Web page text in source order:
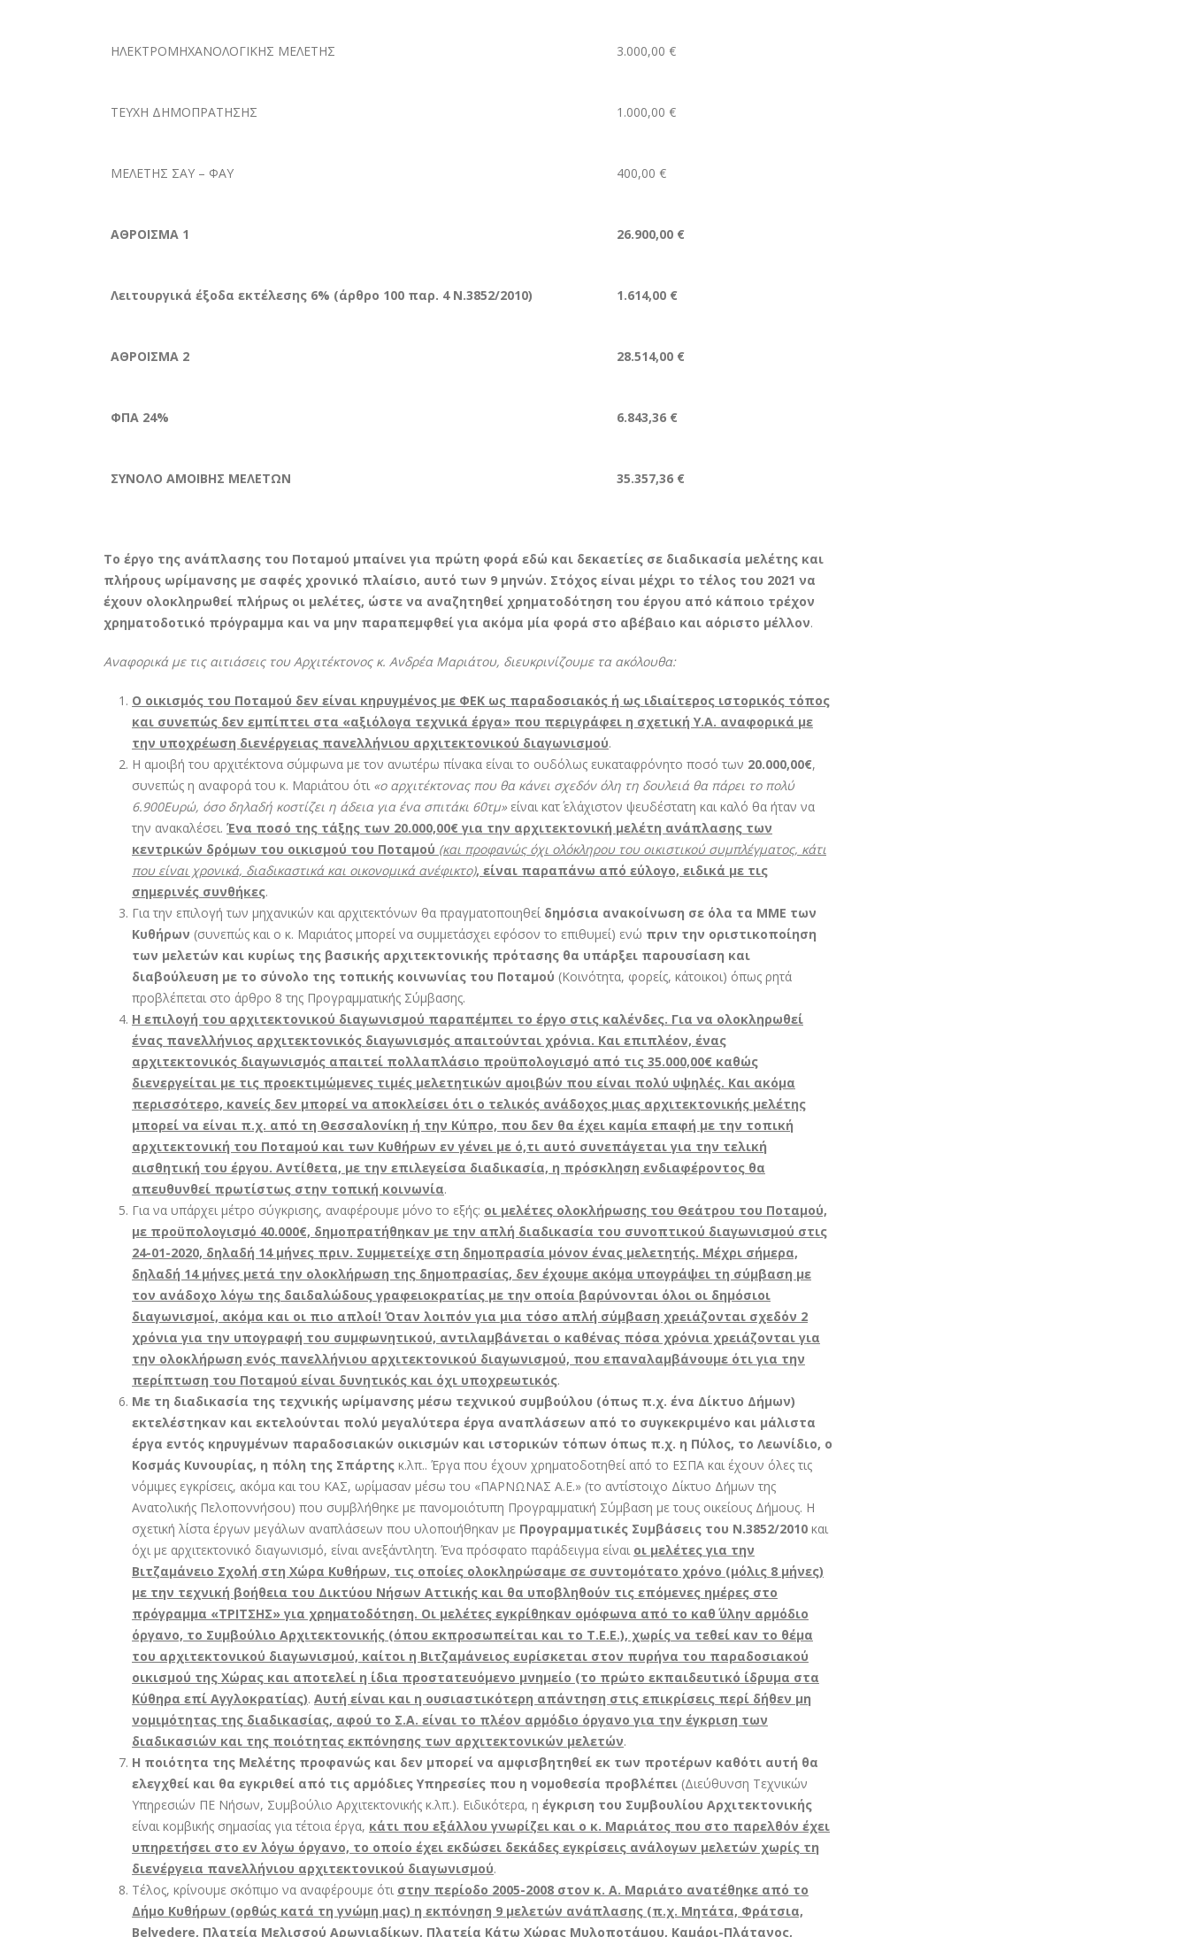
ΗΛΕΚΤΡΟΜΗΧΑΝΟΛΟΓΙΚΗΣ ΜΕΛΕΤΗΣ 3.000,00 €
ΤΕΥΧΗ ΔΗΜΟΠΡΑΤΗΣΗΣ 1.000,00 €
ΜΕΛΕΤΗΣ ΣΑΥ – ΦΑΥ 400,00 €
ΑΘΡΟΙΣΜΑ 1 26.900,00 €
Λειτουργικά έξοδα εκτέλεσης 6% (άρθρο 100 παρ. 4 Ν.3852/2010) 1.614,00 €
ΑΘΡΟΙΣΜΑ 2 28.514,00 €
ΦΠΑ 24% 6.843,36 €
ΣΥΝΟΛΟ ΑΜΟΙΒΗΣ ΜΕΛΕΤΩΝ 35.357,36 €
Το έργο της ανάπλασης του Ποταμού μπαίνει για πρώτη φορά εδώ και δεκαετίες σε διαδικασία μελέτης και
πλήρους ωρίμανσης με σαφές χρονικό πλαίσιο, αυτό των 9 μηνών. Στόχος είναι μέχρι το τέλος του 2021 να
έχουν ολοκληρωθεί πλήρως οι μελέτες, ώστε να αναζητηθεί χρηματοδότηση του έργου από κάποιο τρέχον
χρηματοδοτικό πρόγραμμα και να μην παραπεμφθεί για ακόμα μία φορά στο αβέβαιο και αόριστο μέλλον.
Αναφορικά με τις αιτιάσεις του Αρχιτέκτονος κ. Ανδρέα Μαριάτου, διευκρινίζουμε τα ακόλουθα:
Ο οικισμός του Ποταμού δεν είναι κηρυγμένος με ΦΕΚ ως παραδοσιακός ή ως ιδιαίτερος ιστορικός τόπος
και συνεπώς δεν εμπίπτει στα «αξιόλογα τεχνικά έργα» που περιγράφει η σχετική Υ.Α. αναφορικά με
την υποχρέωση διενέργειας πανελλήνιου αρχιτεκτονικού διαγωνισμού.
Η αμοιβή του αρχιτέκτονα σύμφωνα με τον ανωτέρω πίνακα είναι το ουδόλως ευκαταφρόνητο ποσό των 20.000,00€,
συνεπώς η αναφορά του κ. Μαριάτου ότι «ο αρχιτέκτονας που θα κάνει σχεδόν όλη τη δουλειά θα πάρει το πολύ
6.900Ευρώ, όσο δηλαδή κοστίζει η άδεια για ένα σπιτάκι 60τμ» είναι κατ΄ ελάχιστον ψευδέστατη και καλό θα ήταν να
την ανακαλέσει. Ένα ποσό της τάξης των 20.000,00€ για την αρχιτεκτονική μελέτη ανάπλασης των
κεντρικών δρόμων του οικισμού του Ποταμού (και προφανώς όχι ολόκληρου του οικιστικού συμπλέγματος, κάτι
που είναι χρονικά, διαδικαστικά και οικονομικά ανέφικτο), είναι παραπάνω από εύλογο, ειδικά με τις
σημερινές συνθήκες.
Για την επιλογή των μηχανικών και αρχιτεκτόνων θα πραγματοποιηθεί δημόσια ανακοίνωση σε όλα τα ΜΜΕ των
Κυθήρων (συνεπώς και ο κ. Μαριάτος μπορεί να συμμετάσχει εφόσον το επιθυμεί) ενώ πριν την οριστικοποίηση
των μελετών και κυρίως της βασικής αρχιτεκτονικής πρότασης θα υπάρξει παρουσίαση και
διαβούλευση με το σύνολο της τοπικής κοινωνίας του Ποταμού (Κοινότητα, φορείς, κάτοικοι) όπως ρητά
προβλέπεται στο άρθρο 8 της Προγραμματικής Σύμβασης.
Η επιλογή του αρχιτεκτονικού διαγωνισμού παραπέμπει το έργο στις καλένδες. Για να ολοκληρωθεί
ένας πανελλήνιος αρχιτεκτονικός διαγωνισμός απαιτούνται χρόνια. Και επιπλέον, ένας
αρχιτεκτονικός διαγωνισμός απαιτεί πολλαπλάσιο προϋπολογισμό από τις 35.000,00€ καθώς
διενεργείται με τις προεκτιμώμενες τιμές μελετητικών αμοιβών που είναι πολύ υψηλές. Και ακόμα
περισσότερο, κανείς δεν μπορεί να αποκλείσει ότι ο τελικός ανάδοχος μιας αρχιτεκτονικής μελέτης
μπορεί να είναι π.χ. από τη Θεσσαλονίκη ή την Κύπρο, που δεν θα έχει καμία επαφή με την τοπική
αρχιτεκτονική του Ποταμού και των Κυθήρων εν γένει με ό,τι αυτό συνεπάγεται για την τελική
αισθητική του έργου. Αντίθετα, με την επιλεγείσα διαδικασία, η πρόσκληση ενδιαφέροντος θα
απευθυνθεί πρωτίστως στην τοπική κοινωνία.
Για να υπάρχει μέτρο σύγκρισης, αναφέρουμε μόνο το εξής: οι μελέτες ολοκλήρωσης του Θεάτρου του Ποταμού,
με προϋπολογισμό 40.000€, δημοπρατήθηκαν με την απλή διαδικασία του συνοπτικού διαγωνισμού στις
24-01-2020, δηλαδή 14 μήνες πριν. Συμμετείχε στη δημοπρασία μόνον ένας μελετητής. Μέχρι σήμερα,
δηλαδή 14 μήνες μετά την ολοκλήρωση της δημοπρασίας, δεν έχουμε ακόμα υπογράψει τη σύμβαση με
τον ανάδοχο λόγω της δαιδαλώδους γραφειοκρατίας με την οποία βαρύνονται όλοι οι δημόσιοι
διαγωνισμοί, ακόμα και οι πιο απλοί! Όταν λοιπόν για μια τόσο απλή σύμβαση χρειάζονται σχεδόν 2
χρόνια για την υπογραφή του συμφωνητικού, αντιλαμβάνεται ο καθένας πόσα χρόνια χρειάζονται για
την ολοκλήρωση ενός πανελλήνιου αρχιτεκτονικού διαγωνισμού, που επαναλαμβάνουμε ότι για την
περίπτωση του Ποταμού είναι δυνητικός και όχι υποχρεωτικός.
Με τη διαδικασία της τεχνικής ωρίμανσης μέσω τεχνικού συμβούλου (όπως π.χ. ένα Δίκτυο Δήμων)
εκτελέστηκαν και εκτελούνται πολύ μεγαλύτερα έργα αναπλάσεων από το συγκεκριμένο και μάλιστα
έργα εντός κηρυγμένων παραδοσιακών οικισμών και ιστορικών τόπων όπως π.χ. η Πύλος, το Λεωνίδιο, ο
Κοσμάς Κυνουρίας, η πόλη της Σπάρτης κ.λπ.. Έργα που έχουν χρηματοδοτηθεί από το ΕΣΠΑ και έχουν όλες τις
νόμιμες εγκρίσεις, ακόμα και του ΚΑΣ, ωρίμασαν μέσω του «ΠΑΡΝΩΝΑΣ Α.Ε.» (το αντίστοιχο Δίκτυο Δήμων της
Ανατολικής Πελοποννήσου) που συμβλήθηκε με πανομοιότυπη Προγραμματική Σύμβαση με τους οικείους Δήμους. Η
σχετική λίστα έργων μεγάλων αναπλάσεων που υλοποιήθηκαν με Προγραμματικές Συμβάσεις του Ν.3852/2010 και
όχι με αρχιτεκτονικό διαγωνισμό, είναι ανεξάντλητη. Ένα πρόσφατο παράδειγμα είναι οι μελέτες για την
Βιτζαμάνειο Σχολή στη Χώρα Κυθήρων, τις οποίες ολοκληρώσαμε σε συντομότατο χρόνο (μόλις 8 μήνες)
με την τεχνική βοήθεια του Δικτύου Νήσων Αττικής και θα υποβληθούν τις επόμενες ημέρες στο
πρόγραμμα «ΤΡΙΤΣΗΣ» για χρηματοδότηση. Οι μελέτες εγκρίθηκαν ομόφωνα από το καθ΄ ύλην αρμόδιο
όργανο, το Συμβούλιο Αρχιτεκτονικής (όπου εκπροσωπείται και το Τ.Ε.Ε.), χωρίς να τεθεί καν το θέμα
του αρχιτεκτονικού διαγωνισμού, καίτοι η Βιτζαμάνειος ευρίσκεται στον πυρήνα του παραδοσιακού
οικισμού της Χώρας και αποτελεί η ίδια προστατευόμενο μνημείο (το πρώτο εκπαιδευτικό ίδρυμα στα
Κύθηρα επί Αγγλοκρατίας). Αυτή είναι και η ουσιαστικότερη απάντηση στις επικρίσεις περί δήθεν μη
νομιμότητας της διαδικασίας, αφού το Σ.Α. είναι το πλέον αρμόδιο όργανο για την έγκριση των
διαδικασιών και της ποιότητας εκπόνησης των αρχιτεκτονικών μελετών.
Η ποιότητα της Μελέτης προφανώς και δεν μπορεί να αμφισβητηθεί εκ των προτέρων καθότι αυτή θα
ελεγχθεί και θα εγκριθεί από τις αρμόδιες Υπηρεσίες που η νομοθεσία προβλέπει (Διεύθυνση Τεχνικών
Υπηρεσιών ΠΕ Νήσων, Συμβούλιο Αρχιτεκτονικής κ.λπ.). Ειδικότερα, η έγκριση του Συμβουλίου Αρχιτεκτονικής
είναι κομβικής σημασίας για τέτοια έργα, κάτι που εξάλλου γνωρίζει και ο κ. Μαριάτος που στο παρελθόν έχει
υπηρετήσει στο εν λόγω όργανο, το οποίο έχει εκδώσει δεκάδες εγκρίσεις ανάλογων μελετών χωρίς τη
διενέργεια πανελλήνιου αρχιτεκτονικού διαγωνισμού.
Τέλος, κρίνουμε σκόπιμο να αναφέρουμε ότι στην περίοδο 2005-2008 στον κ. Α. Μαριάτο ανατέθηκε από το
Δήμο Κυθήρων (ορθώς κατά τη γνώμη μας) η εκπόνηση 9 μελετών ανάπλασης (π.χ. Μητάτα, Φράτσια,
Belvedere, Πλατεία Μελισσού Αρωνιαδίκων, Πλατεία Κάτω Χώρας Μυλοποτάμου, Καμάρι-Πλάτανος,